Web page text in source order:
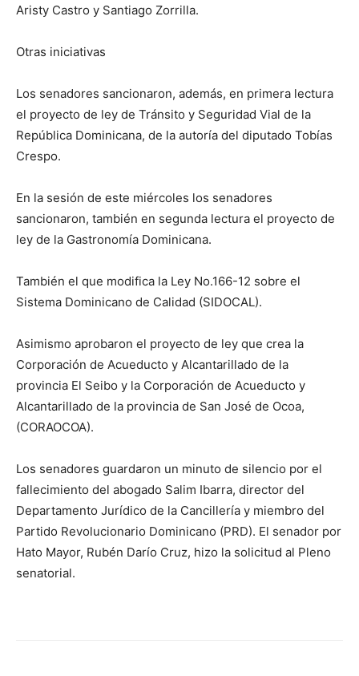
Aristy Castro y Santiago Zorrilla.
Otras iniciativas
Los senadores sancionaron, además, en primera lectura
el proyecto de ley de Tránsito y Seguridad Vial de la
República Dominicana, de la autoría del diputado Tobías
Crespo.
En la sesión de este miércoles los senadores
sancionaron, también en segunda lectura el proyecto de
ley de la Gastronomía Dominicana.
También el que modifica la Ley No.166-12 sobre el
Sistema Dominicano de Calidad (SIDOCAL).
Asimismo aprobaron el proyecto de ley que crea la
Corporación de Acueducto y Alcantarillado de la
provincia El Seibo y la Corporación de Acueducto y
Alcantarillado de la provincia de San José de Ocoa,
(CORAOCOA).
Los senadores guardaron un minuto de silencio por el
fallecimiento del abogado Salim Ibarra, director del
Departamento Jurídico de la Cancillería y miembro del
Partido Revolucionario Dominicano (PRD). El senador por
Hato Mayor, Rubén Darío Cruz, hizo la solicitud al Pleno
senatorial.